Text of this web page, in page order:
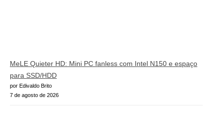
MeLE Quieter HD: Mini PC fanless com Intel N150 e espaço
para SSD/HDD
por Edivaldo Brito
7 de agosto de 2026